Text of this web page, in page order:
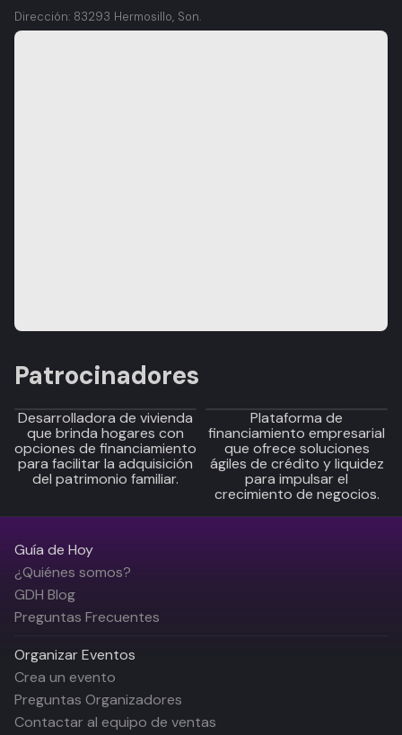
Dirección: 83293 Hermosillo, Son.
Patrocinadores
Desarrolladora de vivienda
que brinda hogares con
opciones de financiamiento
para facilitar la adquisición
del patrimonio familiar.
Plataforma de
financiamiento empresarial
que ofrece soluciones
ágiles de crédito y liquidez
para impulsar el
crecimiento de negocios.
Guía de Hoy
¿Quiénes somos?
GDH Blog
Preguntas Frecuentes
Organizar Eventos
Crea un evento
Preguntas Organizadores
Contactar al equipo de ventas